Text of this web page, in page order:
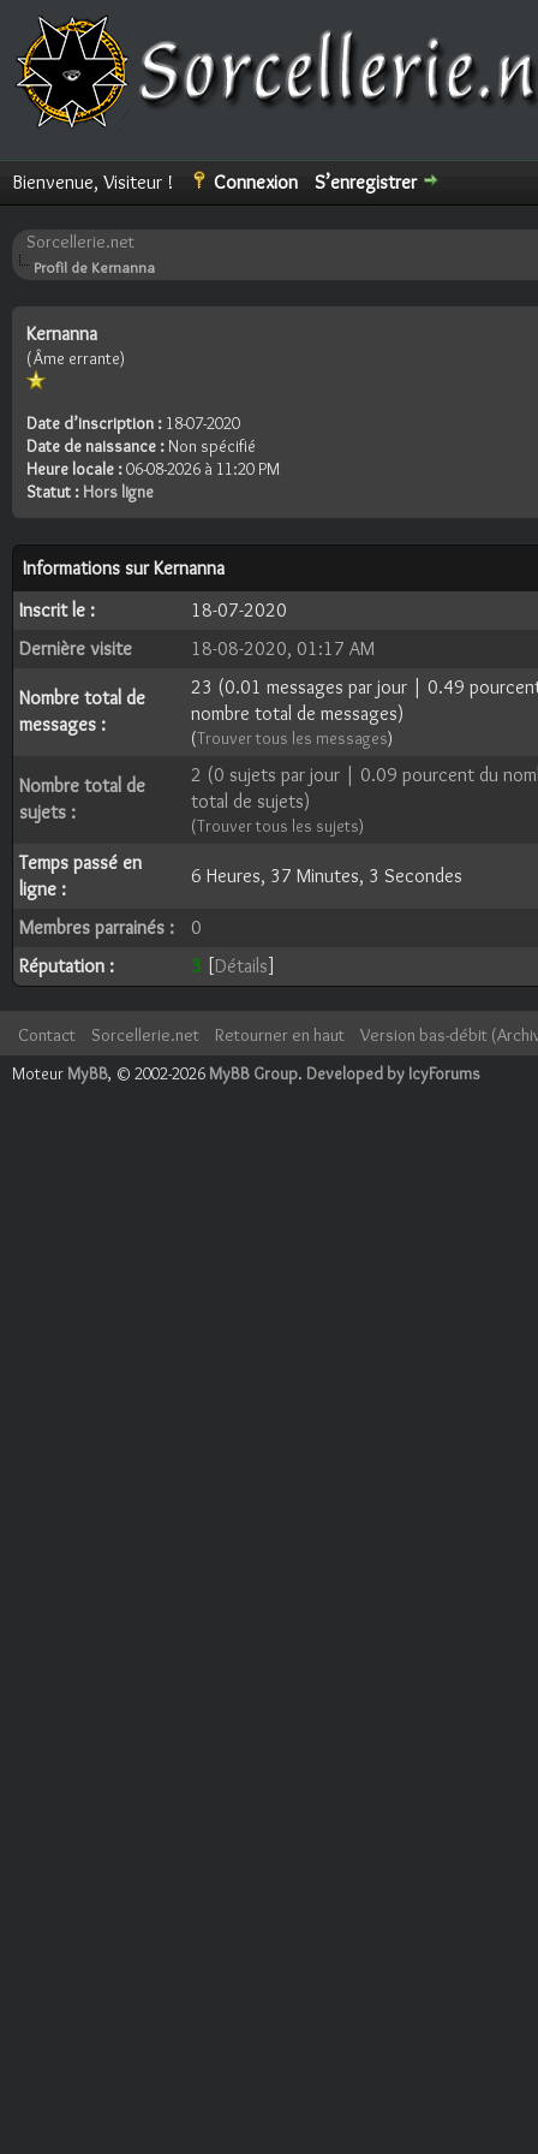
Bienvenue, Visiteur ! Connexion S’enregistrer
Sorcellerie.net
Profil de Kernanna
Kernanna
(Âme errante)
Date d’inscription : 18-07-2020
Date de naissance :Non spécifié
Heure locale :06-08-2026 à 11:20 PM
Statut : Hors ligne
Informations sur Kernanna
Inscrit le :
18-07-2020
Dernière visite
18-08-2020, 01:17 AM
Nombre total de
messages :
23 (0.01 messages par jour | 0.49
nombre total de messages)
(Trouver tous les messages)
Nombre total de
sujets :
2 (0 sujets par jour | 0.09 pourcent du
total de sujets)
(Trouver tous les sujets)
Temps passé en
ligne :
6 Heures, 37 Minutes, 3 Secondes
Membres parrainés :
0
Réputation :
3 [Détails]
Contact Sorcellerie.net Retourner en haut
Version bas-débit
Moteur MyBB, © 2002-2026 MyBB Group. Developed by IcyForums